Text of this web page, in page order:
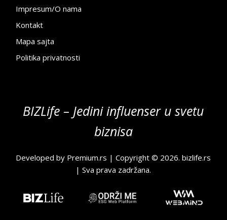
Impresum/O nama
Kontakt
Mapa sajta
Politika privatnosti
BIZLife – Jedini influenser u svetu
biznisa
Developed by Premium.rs | Copyright © 2026.bizlife.rs
| Sva prava zadržana.